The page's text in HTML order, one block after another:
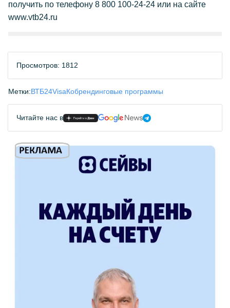
получить по телефону 8 800 100-24-24 или на сайте
www.vtb24.ru
Просмотров: 1812
Метки:ВТБ24VisaКобрендинговые программы
Читайте нас в